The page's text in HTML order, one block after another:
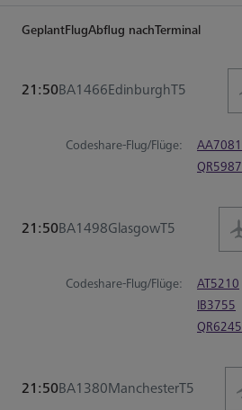
GeplantFlugAbflug nachTerminal
21:50BA1466EdinburghT5
Codeshare-Flug/Flüge: AA7081
QR5987
21:50BA1498GlasgowT5
Codeshare-Flug/Flüge: AT5210
IB3755
QR6245
21:50BA1380ManchesterT5